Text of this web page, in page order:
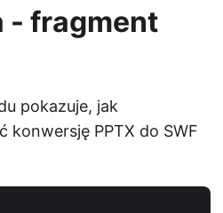
- fragment
pokazuje, jak
PPTX do SWF